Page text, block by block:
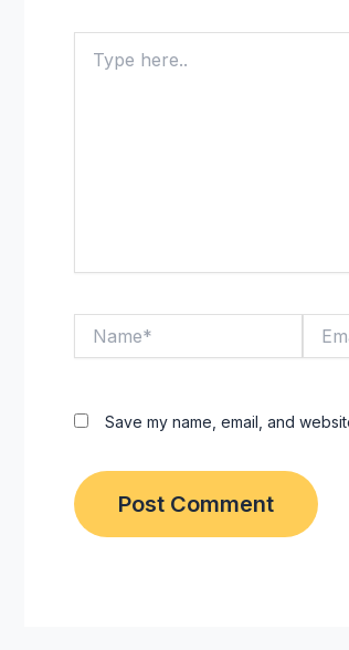
here..
Save my name, email, and